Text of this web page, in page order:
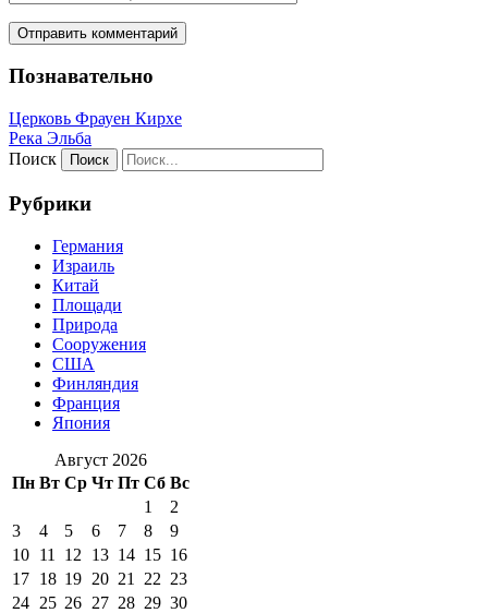
Познавательно
Церковь Фрауен Кирхе
Река Эльба
Поиск
Рубрики
Германия
Израиль
Китай
Площади
Природа
Сооружения
США
Финляндия
Франция
Япония
Август 2026
Пн Вт Ср Чт Пт Сб Вс
1
2
3
4 5 6 7 8
9
10 11 12 13 14 15 16
17 18 19 20 21 22 23
24 25 26 27 28 29 30